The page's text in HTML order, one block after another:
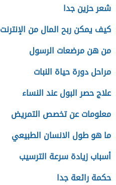
شعر حزين جدا
كيف يمكن ربح المال من الإنترنت
من هن مرضعات الرسول
مراحل دورة حياة النبات
علاج حصر البول عند النساء
معلومات عن تخصص التمريض
ما هو طول الانسان الطبيعي
أسباب زيادة سرعة الترسيب
حكمة رائعة جدا